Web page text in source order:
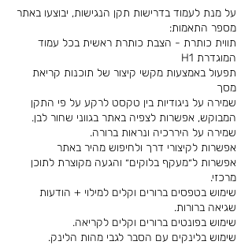
על מנת לעמוד בדרישות תקן הנגישות, יבוצעו באתר
מספר התאמות:
תווית כותרת - הצבת כותרת ראשית בכל עמוד
המוגדרת H1
תפעול באמצעות מקשי קיצור של תוכנות קריאת
מסך
שמירה על ניגודיות בין טקסט לרקע על פי התקן
המבוקש, אפשרות לצפיה באתר בגווני שחור לבן.​
שמירה על היררכיה ונראות ברורה.
אפשרות לקיצורי דרך ולחיפוש מהיר באתר
אפשרות ל״מעקף בלוקים״ והגעה מקוצרת לתוכן
מרכזי.
שימוש בטפסים ברורים וקלים למילוי + הודעות
שגיאה ברורות.
שימוש בפונטים ברורים וקלים לקריאה.
שימוש בלינקים עם הסבר לגבי מהות הלינק.